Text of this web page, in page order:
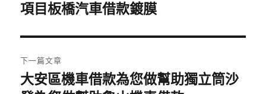
導
覽
一
文
章:
項目板橋汽車借款鍍膜
下一篇文章
下
大安區機車借款為您做幫助獨立筒沙